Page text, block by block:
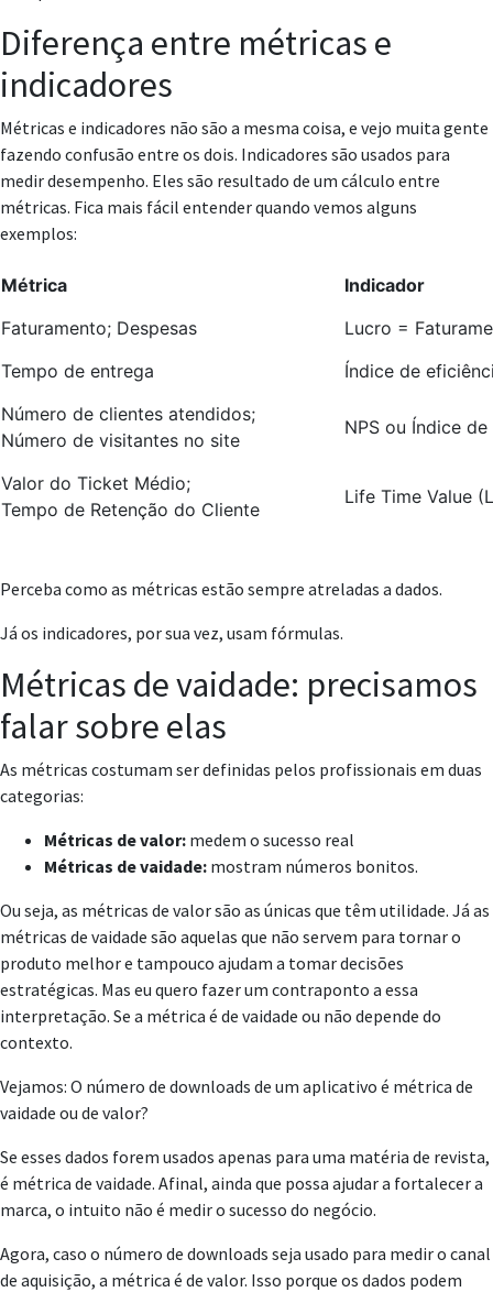
Diferença entre métricas e
indicadores
Métricas e indicadores não são a mesma coisa, e vejo muita gente
fazendo confusão entre os dois. Indicadores são usados para
medir desempenho. Eles são resultado de um cálculo entre
métricas. Fica mais fácil entender quando vemos alguns
exemplos:
Métrica
Indicador
Faturamento; Despesas
Lucro =
Tempo de entrega
Índice de
Número de clientes atendidos;
Número de visitantes no site
NPS ou Índice
Valor do Ticket Médio;
Tempo de Retenção do Cliente
Life Time Value
Perceba como as métricas estão sempre atreladas a dados.
Já os indicadores, por sua vez, usam fórmulas.
Métricas de vaidade: precisamos
falar sobre elas
As métricas costumam ser definidas pelos profissionais em duas
categorias:
Métricas de valor: medem o sucesso real
Métricas de vaidade: mostram números bonitos.
Ou seja, as métricas de valor são as únicas que têm utilidade. Já as
métricas de vaidade são aquelas que não servem para tornar o
produto melhor e tampouco ajudam a tomar decisões
estratégicas. Mas eu quero fazer um contraponto a essa
interpretação. Se a métrica é de vaidade ou não depende do
contexto.
Vejamos: O número de downloads de um aplicativo é métrica de
vaidade ou de valor?
Se esses dados forem usados apenas para uma matéria de revista,
é métrica de vaidade. Afinal, ainda que possa ajudar a fortalecer a
marca, o intuito não é medir o sucesso do negócio.
Agora, caso o número de downloads seja usado para medir o canal
de aquisição, a métrica é de valor. Isso porque os dados podem